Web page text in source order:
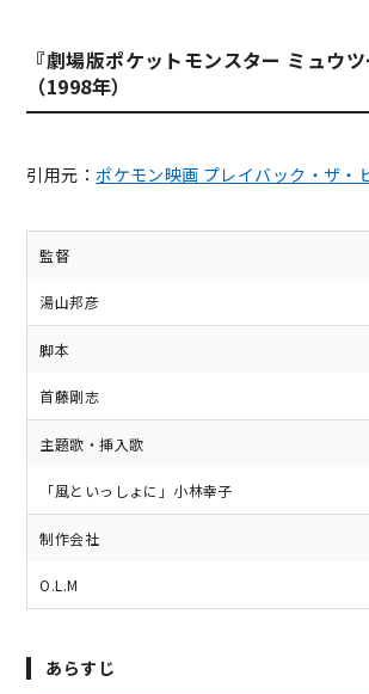
『劇場版ポケットモンスター ミュウツ
（1998年）
引用元：ポケモン映画 プレイバック・ザ・
監督
湯山邦彦
脚本
首藤剛志
主題歌・挿入歌
「風といっしょに」小林幸子
制作会社
O.L.M
あらすじ